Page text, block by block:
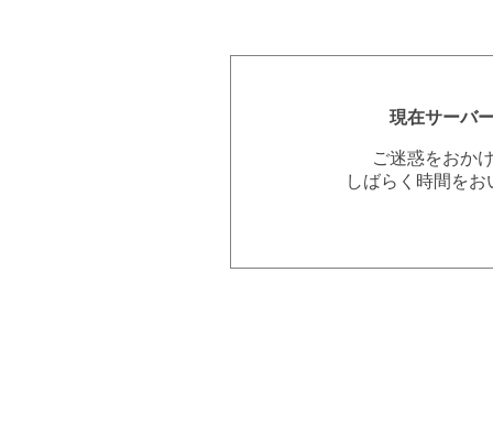
現在サーバ
ご迷惑をおか
しばらく時間を